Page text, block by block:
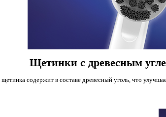
Щетинки с древесным
содержит в составе древесный уголь, что